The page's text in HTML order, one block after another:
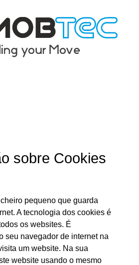
sobre Cookies
pequeno que guarda
A tecnologia dos cookies é
os websites. É
seu navegador de internet na
um website. Na sua
website usando o mesmo